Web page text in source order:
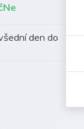
den do